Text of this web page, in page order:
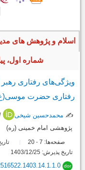
شماره اول، پیاپی 28، بهار و
ویژگی‌های رفتاری رهبر
رفتاری حضرت
✍️ محمدحسین شیخی
پژوهشی امام خمینی (ره)
صفحه‌ها: 7
-
تاریخ
تاریخ پذیرش: 1403/12/25
dor